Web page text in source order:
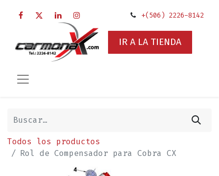
+(506) 2226-8142
IR A LA TIENDA
Todos los productos
Rol de Compensador para Cobra CX